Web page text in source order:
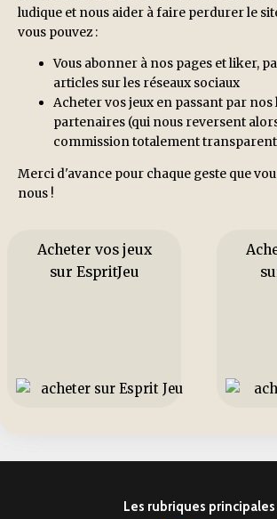
ludique et nous aider à faire perdurer le
vous pouvez :
Vous abonner à nos pages et liker,
articles sur les réseaux sociaux
Acheter vos jeux en passant par
partenaires (qui nous reversent
commission totalement
Merci d'avance pour chaque geste que
nous !
Acheter vos jeux
sur EspritJeu
Les rubriques principales